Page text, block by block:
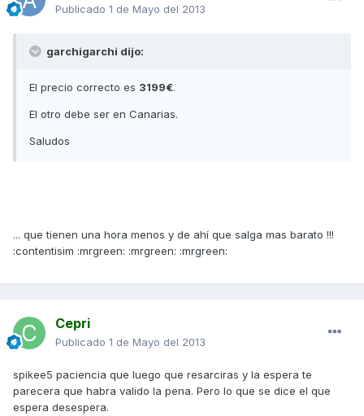
Publicado 1 de Mayo del 2013
garchigarchi dijo:
El precio correcto es 3199€.
El otro debe ser en Canarias.
Saludos
... que tienen una hora menos y de ahí que salga mas barato !!!
:contentisim :mrgreen: :mrgreen: :mrgreen:
Cepri
Publicado 1 de Mayo del 2013
spikee5 paciencia que luego que resarciras y la espera te
parecera que habra valido la pena. Pero lo que se dice el que
espera desespera.